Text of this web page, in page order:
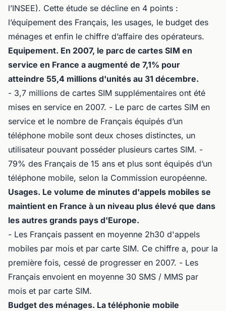
l’INSEE). Cette étude se décline en 4 points :
l’équipement des Français, les usages, le budget des
ménages et enfin le chiffre d’affaire des opérateurs.
Equipement. En 2007, le parc de cartes SIM en
service en France a augmenté de 7,1% pour
atteindre 55,4 millions d'unités au 31 décembre.
- 3,7 millions de cartes SIM supplémentaires ont été
mises en service en 2007. - Le parc de cartes SIM en
service et le nombre de Français équipés d’un
téléphone mobile sont deux choses distinctes, un
utilisateur pouvant posséder plusieurs cartes SIM. -
79% des Français de 15 ans et plus sont équipés d’un
téléphone mobile, selon la Commission européenne.
Usages. Le volume de minutes d'appels mobiles se
maintient en France à un niveau plus élevé que dans
les autres grands pays d'Europe.
- Les Français passent en moyenne 2h30 d'appels
mobiles par mois et par carte SIM. Ce chiffre a, pour la
première fois, cessé de progresser en 2007. - Les
Français envoient en moyenne 30 SMS / MMS par
mois et par carte SIM.
Budget des ménages. La téléphonie mobile